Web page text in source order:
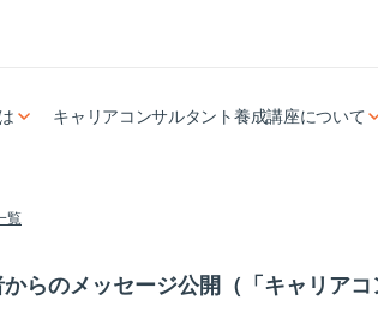
キャリアコンサルタント養成講座について
覧
らのメッセージ公開（「キャリア